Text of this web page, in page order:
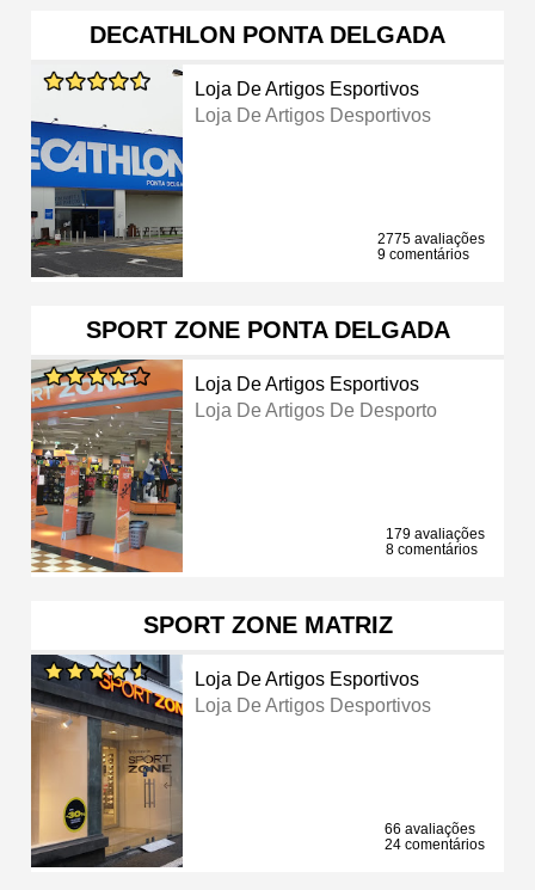
DECATHLON PONTA DELGADA
Loja De Artigos Esportivos
Loja De Artigos Desportivos
2775 avaliações
9 comentários
SPORT ZONE PONTA DELGADA
Loja De Artigos Esportivos
Loja De Artigos De Desporto
179 avaliações
8 comentários
SPORT ZONE MATRIZ
Loja De Artigos Esportivos
Loja De Artigos Desportivos
66 avaliações
24 comentários